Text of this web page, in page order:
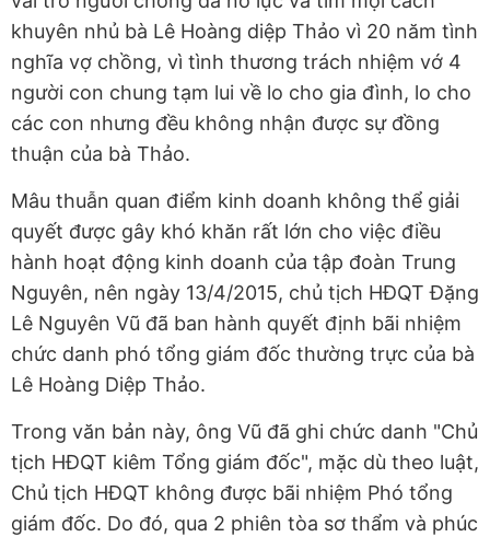
khuyên nhủ bà Lê Hoàng diệp Thảo vì 20 năm tình
nghĩa vợ chồng, vì tình thương trách nhiệm vớ 4
người con chung tạm lui về lo cho gia đình, lo cho
các con nhưng đều không nhận được sự đồng
thuận của bà Thảo.
Mâu thuẫn quan điểm kinh doanh không thể giải
quyết được gây khó khăn rất lớn cho việc điều
hành hoạt động kinh doanh của tập đoàn Trung
Nguyên, nên ngày 13/4/2015, chủ tịch HĐQT Đặng
Lê Nguyên Vũ đã ban hành quyết định bãi nhiệm
chức danh phó tổng giám đốc thường trực của bà
Lê Hoàng Diệp Thảo.
Trong văn bản này, ông Vũ đã ghi chức danh "Chủ
tịch HĐQT kiêm Tổng giám đốc", mặc dù theo luật,
Chủ tịch HĐQT không được bãi nhiệm Phó tổng
giám đốc. Do đó, qua 2 phiên tòa sơ thẩm và phúc